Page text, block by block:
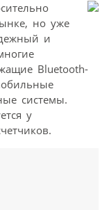
но уже
и
Bluetooth-
системы.
у